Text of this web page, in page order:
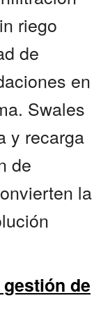
riego
de
en
Swales
y recarga
de
la
de